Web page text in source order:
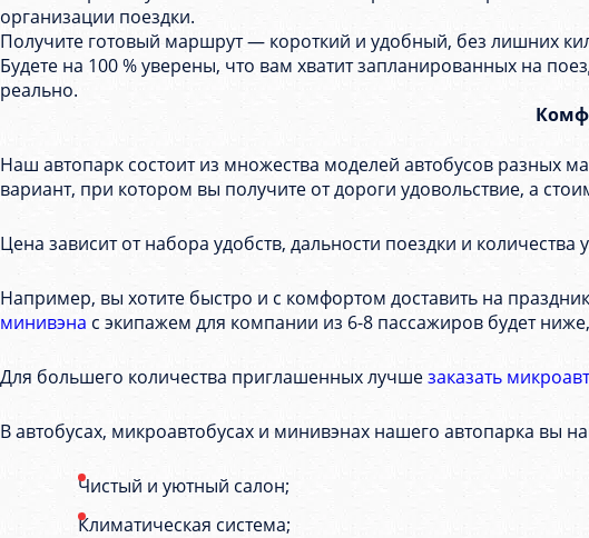
организации поездки.
Получите готовый маршрут — короткий и удобный, без лишних
Будете на 100 % уверены, что вам хватит запланированных на
реально.
Наш автопарк состоит из множества моделей автобусов разных
вариант, при котором вы получите от дороги удовольствие, а
Цена зависит от набора удобств, дальности поездки и количества
Например, вы хотите быстро и с комфортом доставить на
минивэна с экипажем для компании из 6-8 пассажиров будет
Для большего количества приглашенных лучшезаказать
В автобусах, микроавтобусах и минивэнах нашего автопарка вы
Чистый и уютный салон;
Климатическая система;